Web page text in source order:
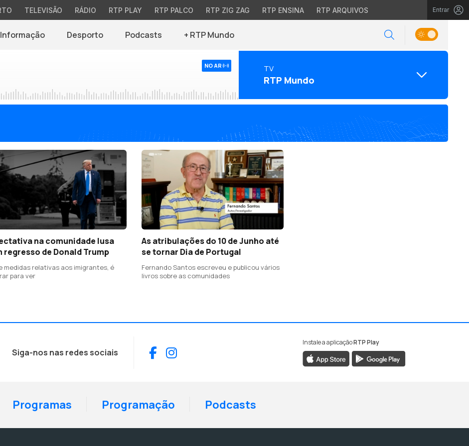
TELEVISÃO RÁDIO RTP PLAY RTP PALCO RTP ZIG ZAG RTP ENSINA RTP ARQUIVOS Entrar
Informação Desporto Podcasts + RTP Mundo
NO AR TV
RTP Mundo
na comunidade lusa
regresso de Donald Trump
medidas relativas aos imigrantes, é
para ver
As atribulações do 10 de Junho até
se tornar Dia de Portugal
Fernando Santos escreveu e publicou vários
livros sobre as comunidades
Siga-nos nas redes sociais Facebook
Instagram
Instale a aplicaçãoRTP Play
Programas Programação Podcasts